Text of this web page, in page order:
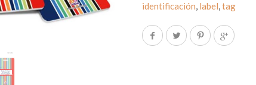
identificación, label,tag